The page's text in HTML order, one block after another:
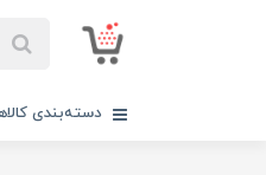
دسته‌بندی